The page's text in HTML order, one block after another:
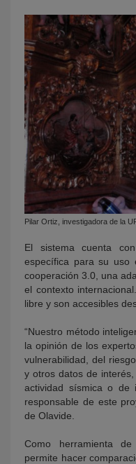
Pilar Ortiz, investigadora de la
El sistema cuenta
específica para su uso
cooperación 3.0, una
el contexto
libre y son accesibles
“Nuestro método
la opinión de los
vulnerabilidad, del
y otros datos de
actividad sísmica o de
responsable de este
de Olavide.
Como herramienta
permite hacer